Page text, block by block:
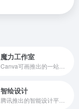
魔力工作室
智绘设计